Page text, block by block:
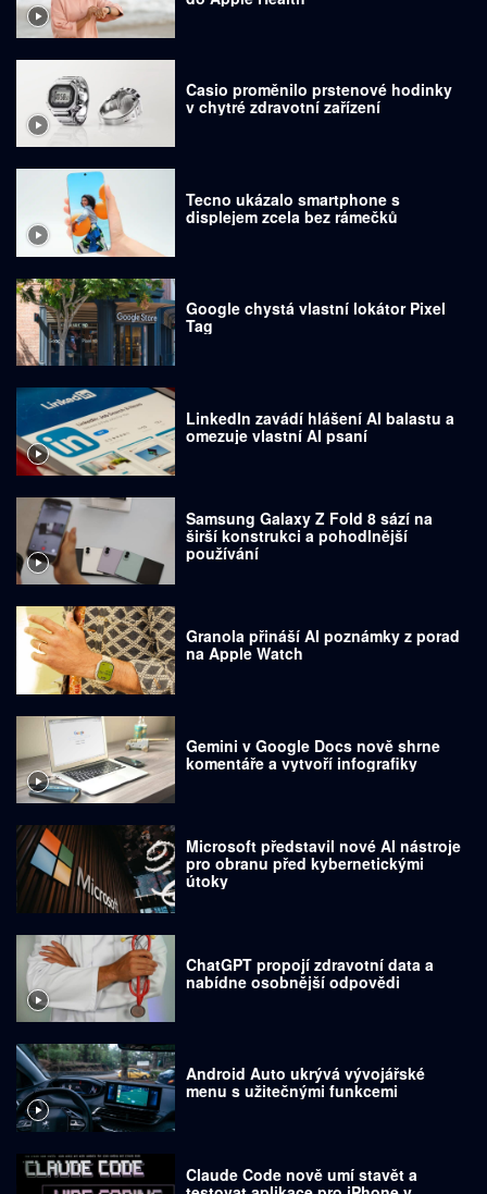
Casio proměnilo prstenové hodinky
v chytré zdravotní zařízení
Tecno ukázalo smartphone s
displejem zcela bez rámečků
Google chystá vlastní lokátor Pixel
Tag
LinkedIn zavádí hlášení AI balastu a
omezuje vlastní AI psaní
Samsung Galaxy Z Fold 8 sází na
širší konstrukci a pohodlnější
používání
Granola přináší AI poznámky z porad
na Apple Watch
Gemini v Google Docs nově shrne
komentáře a vytvoří infografiky
Microsoft představil nové AI nástroje
pro obranu před kybernetickými
útoky
ChatGPT propojí zdravotní data a
nabídne osobnější odpovědi
Android Auto ukrývá vývojářské
menu s užitečnými funkcemi
Claude Code nově umí stavět a